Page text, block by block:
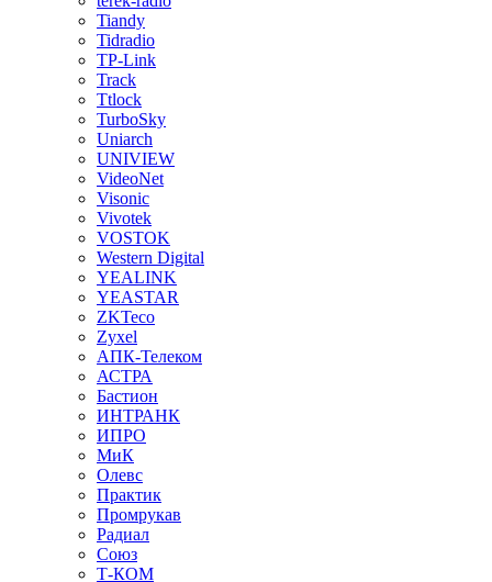
Tiandy
Tidradio
TP-Link
Track
Ttlock
TurboSky
Uniarch
UNIVIEW
VideoNet
Visonic
Vivotek
VOSTOK
Western Digital
YEALINK
YEASTAR
ZKTeco
Zyxel
АПК-Телеком
АСТРА
Бастион
ИНТРАНК
ИПРО
МиК
Олевс
Практик
Промрукав
Радиал
Союз
Т-КОМ